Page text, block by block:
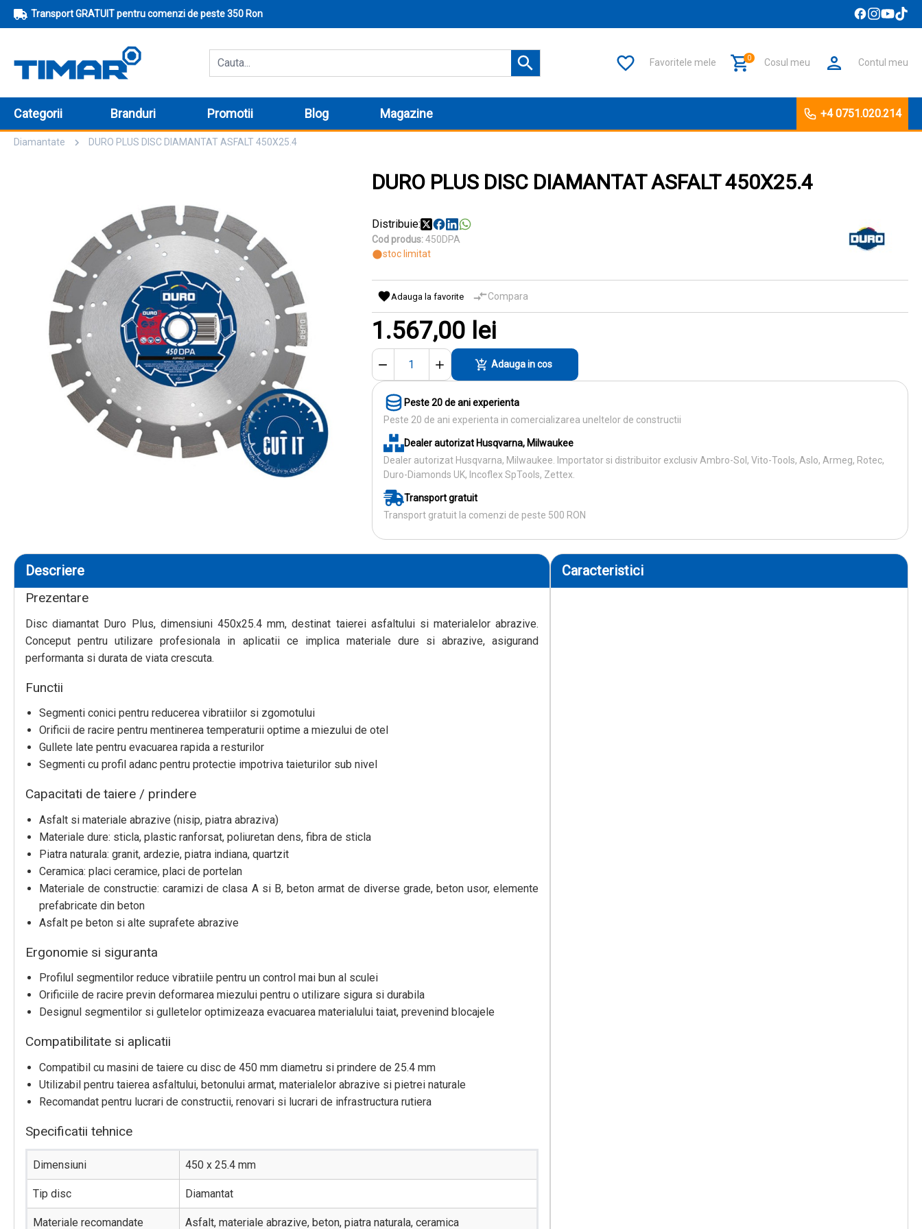
Transport GRATUIT pentru comenzi de peste 350 Ron
Favoritele mele 0 Cosul meu Contul meu
Categorii Branduri Promotii Blog Magazine +4 0751.020.214
Diamantate DURO PLUS DISC DIAMANTAT ASFALT 450X25.4
DURO PLUS DISC DIAMANTAT ASFALT 450X25.4
Distribuie:
Cod produs:450DPA
stoc limitat
Adauga la favorite Compara
1.567,00 lei
Adauga in cos
Peste 20 de ani experienta
Peste 20 de ani experienta in comercializarea uneltelor de constructii
Dealer autorizat Husqvarna, Milwaukee
Dealer autorizat Husqvarna, Milwaukee. Importator si distribuitor exclusiv Ambro-Sol, Vito-Tools, Aslo, Armeg, Rotec,
Duro-Diamonds UK, Incoflex SpTools, Zettex.
Transport gratuit
Transport gratuit la comenzi de peste 500 RON
Descriere
Prezentare
Disc diamantat Duro Plus, dimensiuni 450x25.4 mm, destinat taierei asfaltului si materialelor abrazive.
Conceput pentru utilizare profesionala in aplicatii ce implica materiale dure si abrazive, asigurand
performanta si durata de viata crescuta.
Functii
Segmenti conici pentru reducerea vibratiilor si zgomotului
Orificii de racire pentru mentinerea temperaturii optime a miezului de otel
Gullete late pentru evacuarea rapida a resturilor
Segmenti cu profil adanc pentru protectie impotriva taieturilor sub nivel
Capacitati de taiere / prindere
Asfalt si materiale abrazive (nisip, piatra abraziva)
Materiale dure: sticla, plastic ranforsat, poliuretan dens, fibra de sticla
Piatra naturala: granit, ardezie, piatra indiana, quartzit
Ceramica: placi ceramice, placi de portelan
Materiale de constructie: caramizi de clasa A si B, beton armat de diverse grade, beton usor, elemente
prefabricate din beton
Asfalt pe beton si alte suprafete abrazive
Ergonomie si siguranta
Profilul segmentilor reduce vibratiile pentru un control mai bun al sculei
Orificiile de racire previn deformarea miezului pentru o utilizare sigura si durabila
Designul segmentilor si gulletelor optimizeaza evacuarea materialului taiat, prevenind blocajele
Compatibilitate si aplicatii
Compatibil cu masini de taiere cu disc de 450 mm diametru si prindere de 25.4 mm
Utilizabil pentru taierea asfaltului, betonului armat, materialelor abrazive si pietrei naturale
Recomandat pentru lucrari de constructii, renovari si lucrari de infrastructura rutiera
Specificatii tehnice
Dimensiuni 450 x 25.4 mm
Tip disc Diamantat
Materiale recomandate Asfalt, materiale abrazive, beton, piatra naturala, ceramica
Caracteristici